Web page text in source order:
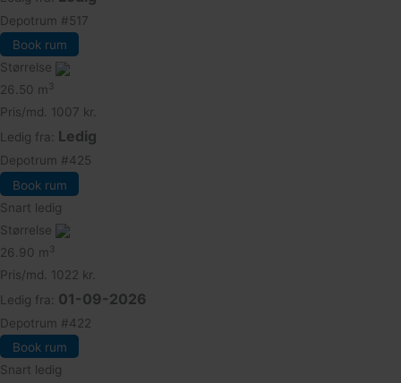
Depotrum #517
Book rum
Størrelse
26.50 m3
Pris/md. 1007 kr.
Ledig fra: Ledig
Depotrum #425
Book rum
Snart ledig
Størrelse
26.90 m3
Pris/md.
1022 kr.
Ledig fra: 01-09-2026
Depotrum #422
Book rum
Snart ledig